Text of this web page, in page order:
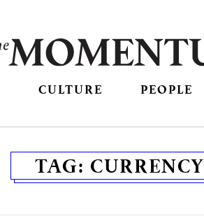
CULTURE PEOPLE
TAG: CURRENCY